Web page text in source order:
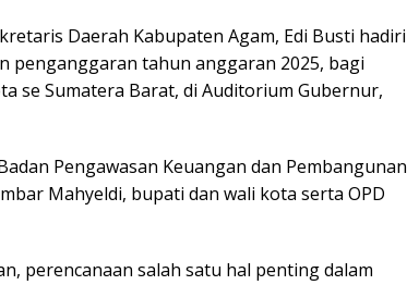
Daerah Kabupaten Agam, Edi Busti hadiri
penganggaran tahun anggaran 2025, bagi
se Sumatera Barat, di Auditorium Gubernur,
Pengawasan Keuangan dan Pembangunan
Mahyeldi, bupati dan wali kota serta OPD
perencanaan salah satu hal penting dalam